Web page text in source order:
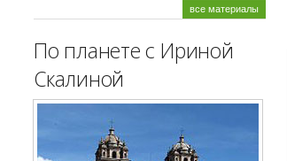
все материалы
По планете с Ириной
Скалиной